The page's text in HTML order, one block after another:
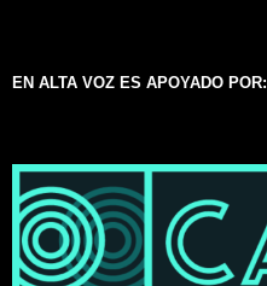
EN ALTA VOZ ES APOYADO POR: